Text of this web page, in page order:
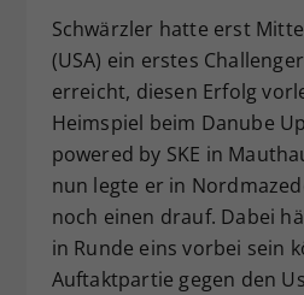
Schwärzler hatte erst
(USA) ein erstes
erreicht, diesen Erfolg
Heimspiel beim Danube
powered by SKE in
nun legte er in
noch einen drauf. Dabei
in Runde eins vorbei sein
Auftaktpartie gegen den